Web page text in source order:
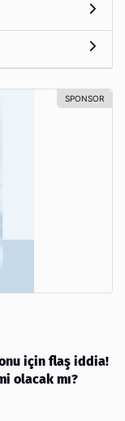
için flaş iddia!
olacak mı?